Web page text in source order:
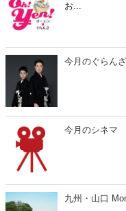
お...
今月のぐらん
今月のシネマ
九州・山口